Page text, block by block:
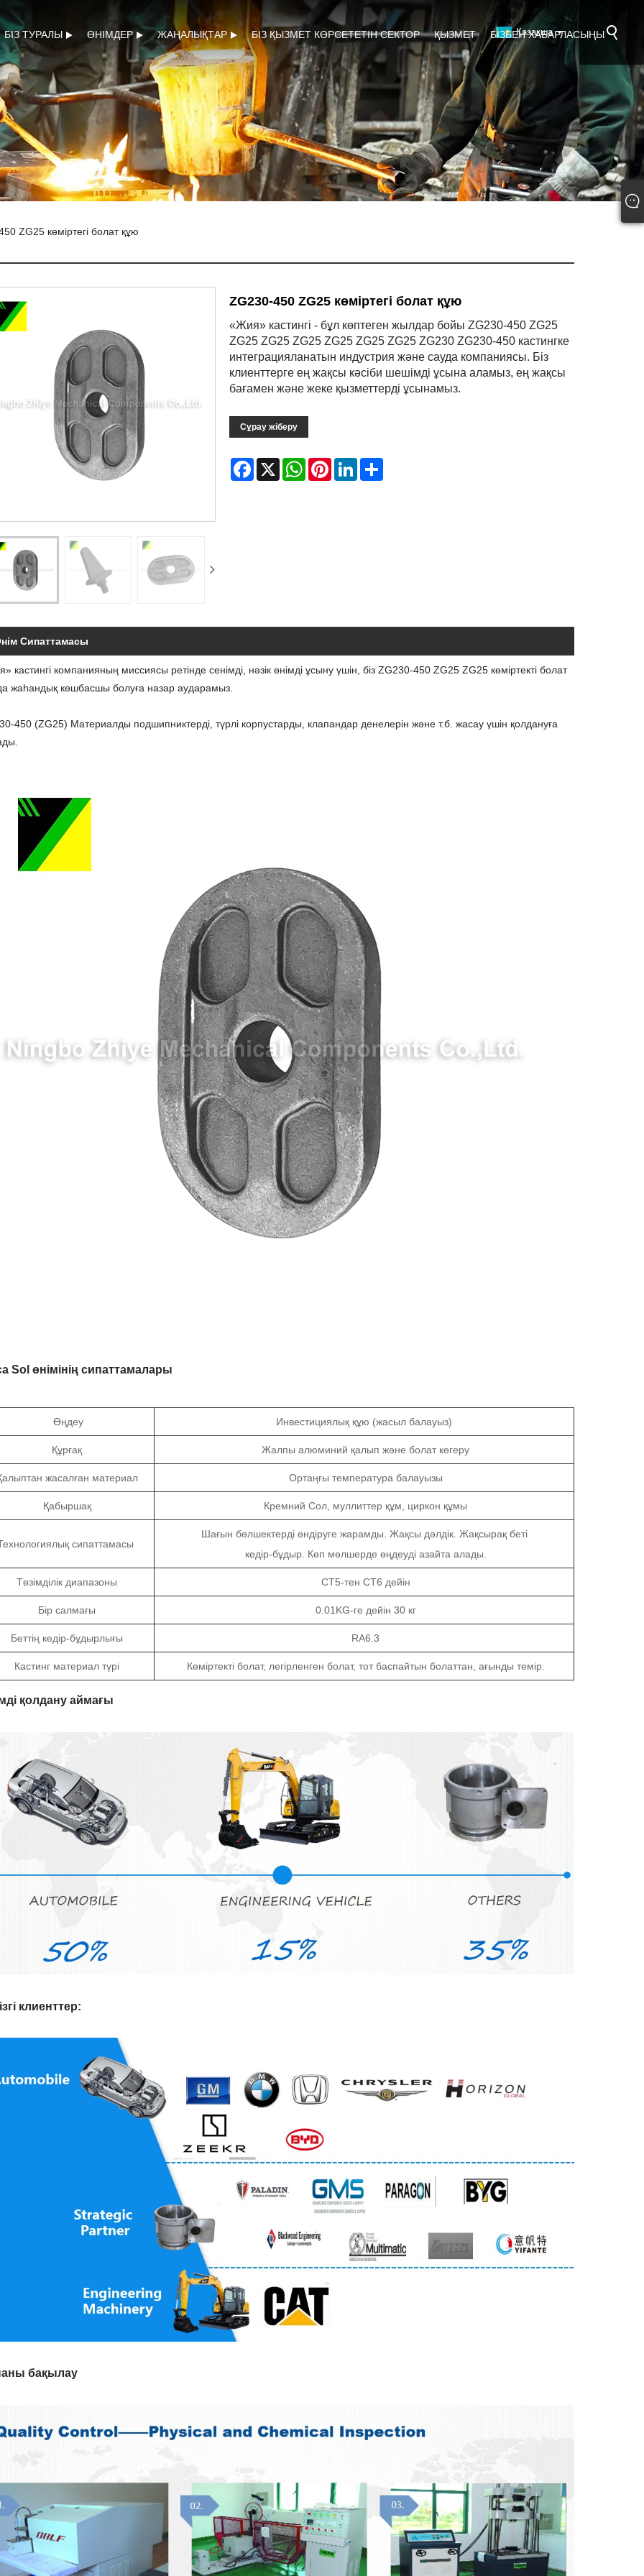
БІЗ ТУРАЛЫ ӨНІМДЕР ЖАҢАЛЫҚТАР БІЗ ҚЫЗМЕТ КӨРСЕТЕТІН СЕКТОР ҚЫЗМЕТ БІЗБЕН ХАБАРЛАСЫҢЫ
Қазақша
ZG25 көміртегі болат құю
ZG230-450 ZG25 көміртегі болат құю
«Жия» кастингі - бұл көптеген жылдар бойы ZG230-450 ZG25
ZG25 ZG25 ZG25 ZG25 ZG25 ZG25 ZG230 ZG230-450 кастингке
интеграцияланатын индустрия және сауда компаниясы. Біз
клиенттерге ең жақсы кәсіби шешімді ұсына аламыз, ең жақсы
бағамен және жеке қызметтерді ұсынамыз.
Сұрау жіберу
Facebook
X WhatsAppPinterestLinkedInShare
Сипаттамасы
кастингі компанияның миссиясы ретінде сенімді, нәзік өнімді ұсыну үшін, біз ZG230-450 ZG25 ZG25 көміртекті болат
жаһандық көшбасшы болуға назар аударамыз.
450 (ZG25) Материалды подшипниктерді, түрлі корпустарды, клапандар денелерін және т.б. жасау үшін қолдануға
Sol өнімінің сипаттамалары
Өңдеу Инвестициялық құю (жасыл балауыз)
Құрғақ Жалпы алюминий қалып және болат көгеру
жасалған материал Ортаңғы температура балауызы
Қабыршақ Кремний Сол, муллиттер құм, циркон құмы
сипаттамасы
Шағын бөлшектерді өндіруге жарамды. Жақсы дәлдік. Жақсырақ беті
кедір-бұдыр. Көп мөлшерде өңдеуді азайта алады.
Төзімділік диапазоны CT5-тен CT6 дейін
Бір салмағы 0.01KG-ге дейін 30 кг
Беттің кедір-бұдырлығы RA6.3
Кастинг материал түрі Көміртекті болат, легірленген болат, тот баспайтын болаттан, ағынды темір.
қолдану аймағы
клиенттер:
бақылау